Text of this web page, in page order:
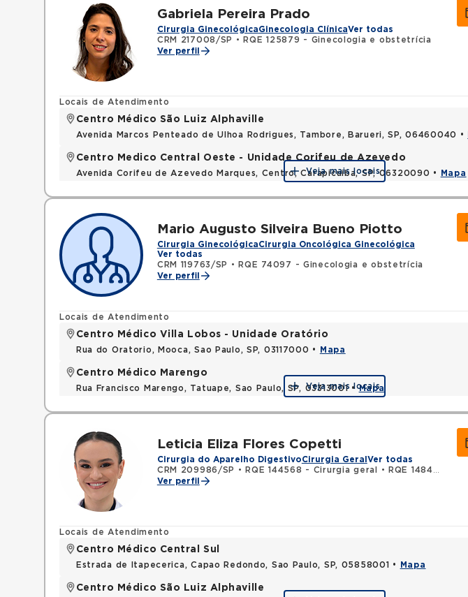
Gabriela Pereira Prado
Cirurgia GinecológicaGinecologia ClínicaVer todas
CRM 217008/SP
•
RQE 125879 - Ginecologia e obstetrícia
Ver perfil
Locais de Atendimento
Centro Médico São Luiz Alphaville
Avenida Marcos Penteado de Ulhoa Rodrigues, Tambore, Barueri, SP, 06460040 •
Centro Medico Central Oeste - Unidade Corifeu de Azevedo
Avenida Corifeu de Azevedo Marques, Centro, Carapicuiba, SP, 06320090 • Mapa
Veja mais locais
Mario Augusto Silveira Bueno Piotto
Cirurgia GinecológicaCirurgia Oncológica Ginecológica
Ver todas
CRM 119763/SP
•
RQE 74097 - Ginecologia e obstetrícia
Ver perfil
Locais de Atendimento
Centro Médico Villa Lobos - Unidade Oratório
Rua do Oratorio, Mooca, Sao Paulo, SP, 03117000 • Mapa
Centro Médico Marengo
Rua Francisco Marengo, Tatuape, Sao Paulo, SP, 03313001 •Mapa
Veja mais locais
Leticia Eliza Flores Copetti
Cirurgia do Aparelho DigestivoCirurgia Geral Ver todas
CRM 209986/SP
• RQE 144568 - Cirurgia geral •
RQE 148477 - Cirurgia oncológica
Ver perfil
Locais de Atendimento
Centro Médico Central Sul
Estrada de Itapecerica, Capao Redondo, Sao Paulo, SP, 05858001 • Mapa
Centro Médico São Luiz Alphaville